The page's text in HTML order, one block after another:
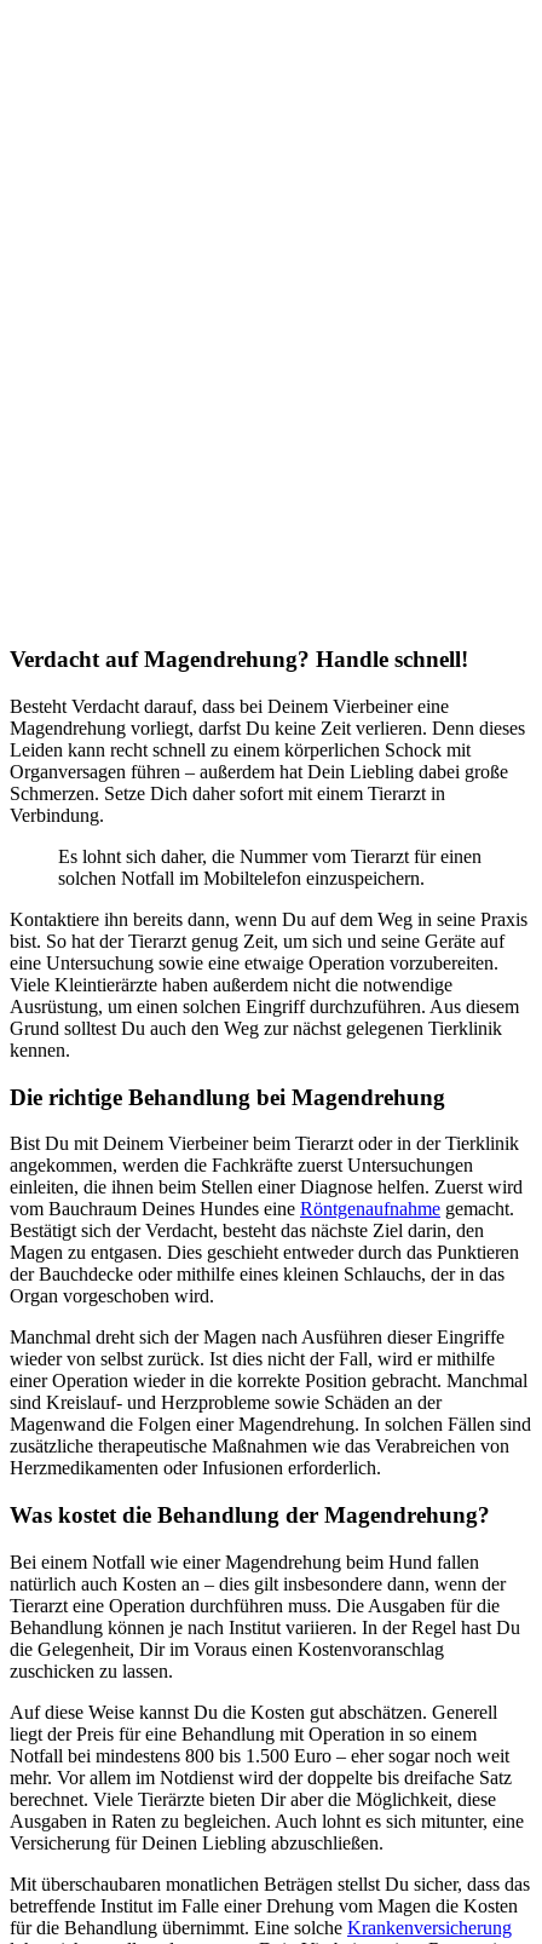
Verdacht auf Magendrehung? Handle schnell!
Besteht Verdacht darauf, dass bei Deinem Vierbeiner eine
Magendrehung vorliegt, darfst Du keine Zeit verlieren. Denn dieses
Leiden kann recht schnell zu einem körperlichen Schock mit
Organversagen führen – außerdem hat Dein Liebling dabei große
Schmerzen. Setze Dich daher sofort mit einem Tierarzt in
Verbindung.
Es lohnt sich daher, die Nummer vom Tierarzt für einen
solchen Notfall im Mobiltelefon einzuspeichern.
Kontaktiere ihn bereits dann, wenn Du auf dem Weg in seine Praxis
bist. So hat der Tierarzt genug Zeit, um sich und seine Geräte auf
eine Untersuchung sowie eine etwaige Operation vorzubereiten.
Viele Kleintierärzte haben außerdem nicht die notwendige
Ausrüstung, um einen solchen Eingriff durchzuführen. Aus diesem
Grund solltest Du auch den Weg zur nächst gelegenen Tierklinik
kennen.
Die richtige Behandlung bei Magendrehung
Bist Du mit Deinem Vierbeiner beim Tierarzt oder in der Tierklinik
angekommen, werden die Fachkräfte zuerst Untersuchungen
einleiten, die ihnen beim Stellen einer Diagnose helfen. Zuerst wird
vom Bauchraum Deines Hundes eine Röntgenaufnahme gemacht.
Bestätigt sich der Verdacht, besteht das nächste Ziel darin, den
Magen zu entgasen. Dies geschieht entweder durch das Punktieren
der Bauchdecke oder mithilfe eines kleinen Schlauchs, der in das
Organ vorgeschoben wird.
Manchmal dreht sich der Magen nach Ausführen dieser Eingriffe
wieder von selbst zurück. Ist dies nicht der Fall, wird er mithilfe
einer Operation wieder in die korrekte Position gebracht. Manchmal
sind Kreislauf- und Herzprobleme sowie Schäden an der
Magenwand die Folgen einer Magendrehung. In solchen Fällen sind
zusätzliche therapeutische Maßnahmen wie das Verabreichen von
Herzmedikamenten oder Infusionen erforderlich.
Was kostet die Behandlung der Magendrehung?
Bei einem Notfall wie einer Magendrehung beim Hund fallen
natürlich auch Kosten an – dies gilt insbesondere dann, wenn der
Tierarzt eine Operation durchführen muss. Die Ausgaben für die
Behandlung können je nach Institut variieren. In der Regel hast Du
die Gelegenheit, Dir im Voraus einen Kostenvoranschlag
zuschicken zu lassen.
Auf diese Weise kannst Du die Kosten gut abschätzen. Generell
liegt der Preis für eine Behandlung mit Operation in so einem
Notfall bei mindestens 800 bis 1.500 Euro – eher sogar noch weit
mehr. Vor allem im Notdienst wird der doppelte bis dreifache Satz
berechnet. Viele Tierärzte bieten Dir aber die Möglichkeit, diese
Ausgaben in Raten zu begleichen. Auch lohnt es sich mitunter, eine
Versicherung für Deinen Liebling abzuschließen.
Mit überschaubaren monatlichen Beträgen stellst Du sicher, dass das
betreffende Institut im Falle einer Drehung vom Magen die Kosten
für die Behandlung übernimmt. Eine solche Krankenversicherung